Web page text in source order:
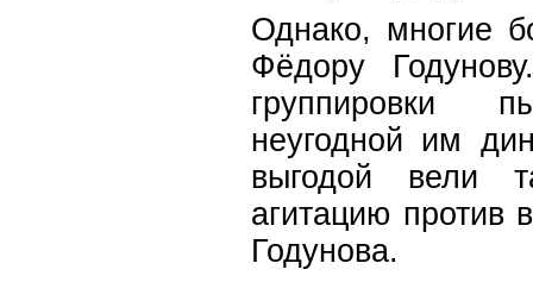
Однако, многие
Фёдору
группировки
неугодной им
выгодой вели
агитацию против
Годунова.